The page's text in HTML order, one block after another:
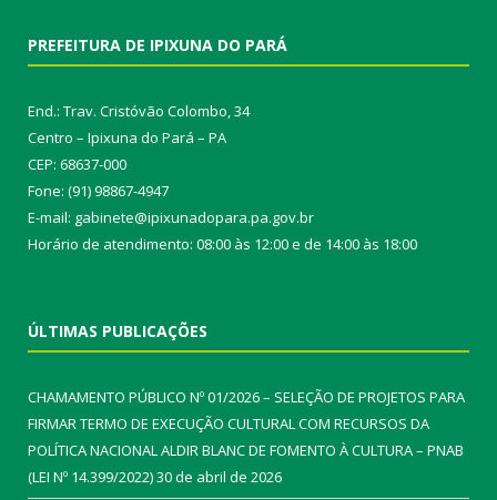
PREFEITURA DE IPIXUNA DO PARÁ
End.: Trav. Cristóvão Colombo, 34
Centro – Ipixuna do Pará – PA
CEP: 68637-000
Fone: (91) 98867-4947
E-mail: gabinete@ipixunadopara.pa.gov.br
Horário de atendimento: 08:00 às 12:00 e de 14:00 às 18:00
ÚLTIMAS PUBLICAÇÕES
CHAMAMENTO PÚBLICO Nº 01/2026 – SELEÇÃO DE PROJETOS PARA
FIRMAR TERMO DE EXECUÇÃO CULTURAL COM RECURSOS DA
POLÍTICA NACIONAL ALDIR BLANC DE FOMENTO À CULTURA – PNAB
(LEI Nº 14.399/2022)30 de abril de 2026